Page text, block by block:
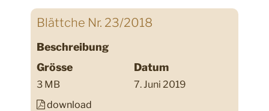
Blättche Nr. 23/2018
Beschreibung
Grösse
3 MB
Datum
7. Juni 2019
download